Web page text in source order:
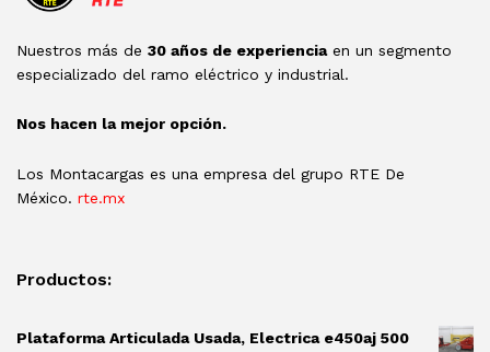
Nuestros más de 30 años de experienciaen un segmento
especializado del ramo eléctrico y industrial.
Nos hacen la mejor opción.
Los Montacargas es una empresa del grupo RTE De
México. rte.mx
Productos:
Plataforma Articulada Usada, Electrica e450aj 500